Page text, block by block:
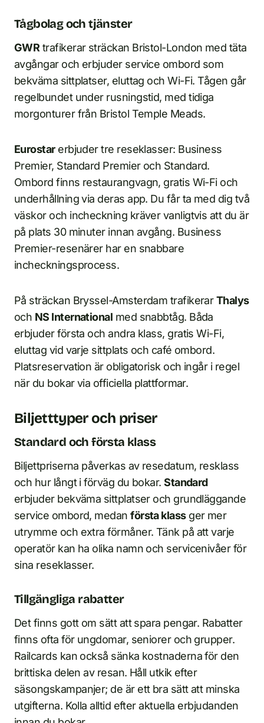
Tågbolag och tjänster
GWRtrafikerar sträckan Bristol-London med täta
avgångar och erbjuder service ombord som
bekväma sittplatser, eluttag och Wi-Fi. Tågen går
regelbundet under rusningstid, med tidiga
morgonturer från Bristol Temple Meads.
Eurostarerbjuder tre reseklasser: Business
Premier, Standard Premier och Standard.
Ombord finns restaurangvagn, gratis Wi-Fi och
underhållning via deras app. Du får ta med dig två
väskor och incheckning kräver vanligtvis att du är
på plats 30 minuter innan avgång. Business
Premier-resenärer har en snabbare
incheckningsprocess.
På sträckan Bryssel-Amsterdam trafikerarThalys
och NS International med snabbtåg. Båda
erbjuder första och andra klass, gratis Wi-Fi,
eluttag vid varje sittplats och café ombord.
Platsreservation är obligatorisk och ingår i regel
när du bokar via officiella plattformar.
Biljetttyper och priser
Standard och första klass
Biljettpriserna påverkas av resedatum, resklass
och hur långt i förväg du bokar.Standard
erbjuder bekväma sittplatser och grundläggande
service ombord, medanförsta klassger mer
utrymme och extra förmåner. Tänk på att varje
operatör kan ha olika namn och servicenivåer för
sina reseklasser.
Tillgängliga rabatter
Det finns gott om sätt att spara pengar. Rabatter
finns ofta för ungdomar, seniorer och grupper.
Railcards kan också sänka kostnaderna för den
brittiska delen av resan. Håll utkik efter
säsongskampanjer; de är ett bra sätt att minska
utgifterna. Kolla alltid efter aktuella erbjudanden